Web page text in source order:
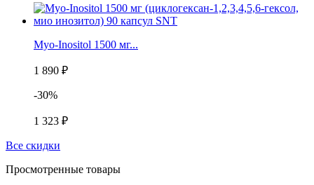
Myo-Inositol 1500 мг...
1 890 ₽
-30%
1 323 ₽
Все скидки
Просмотренные товары